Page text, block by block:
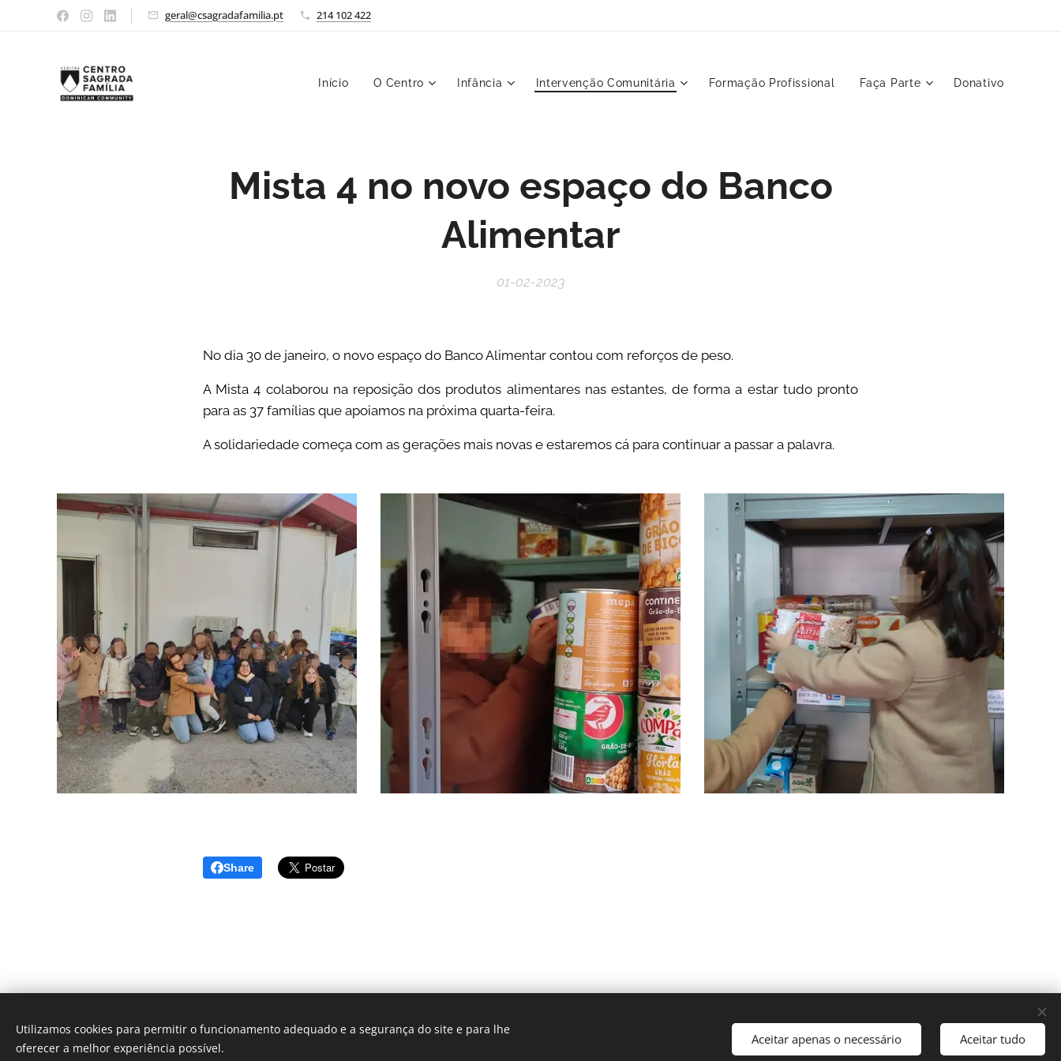
geral@csagradafamilia.pt 214 102 422
Início O Centro Infância Intervenção Comunitária Formação Profissional Faça Parte Donativo
Mista 4 no novo espaço do Banco
Alimentar
01-02-2023
No dia 30 de janeiro, o novo espaço do Banco Alimentar contou com reforços de peso.
A Mista 4 colaborou na reposição dos produtos alimentares nas estantes, de forma a estar tudo pronto
para as 37 famílias que apoiamos na próxima quarta-feira.
A solidariedade começa com as gerações mais novas e estaremos cá para continuar a passar a palavra.
Share
© 2025 Centro Sagrada Família | Todos os direitos reservados.
Utilizamos cookies para permitir o funcionamento adequado e a segurança do site e para lhe
oferecer a melhor experiência possível.
Aceitar apenas o necessário Aceitar tudo